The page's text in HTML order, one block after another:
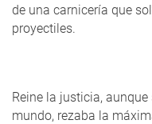
de una carnicería que
proyectiles.
Reine la justicia,
mundo, rezaba la